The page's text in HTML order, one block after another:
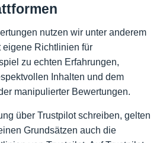
nutzen wir unter anderem
eigene Richtlinien für
zu echten Erfahrungen,
Inhalten und dem
manipulierter Bewertungen.
über Trustpilot schreiben, gelten
Grundsätzen auch die